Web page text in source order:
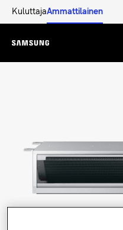
KuluttajaAmmattilainen
Menu
Tuotteet
Merkittävimmät
Ratkaisumme
RATKAISUJA KOTIISI
Lue lisää